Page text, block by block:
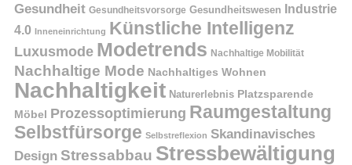
Gesundheit Gesundheitsvorsorge Gesundheitswesen Industrie
4.0 Inneneinrichtung Künstliche Intelligenz
Luxusmode Modetrends Nachhaltige Mobilität
Nachhaltige Mode Nachhaltiges Wohnen
Nachhaltigkeit Naturerlebnis Platzsparende
Möbel Prozessoptimierung Raumgestaltung
Selbstfürsorge Selbstreflexion Skandinavisches
Design Stressabbau Stressbewältigung